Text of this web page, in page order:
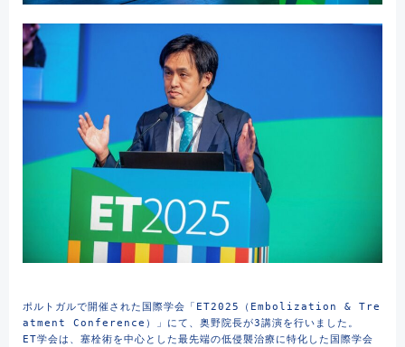
ポルトガルで開催された国際学会「ET2025（Embolization & Tre
atment Conference）」にて、奥野院長が3講演を行いました。
ET学会は、塞栓術を中心とした最先端の低侵襲治療に特化した国際学会